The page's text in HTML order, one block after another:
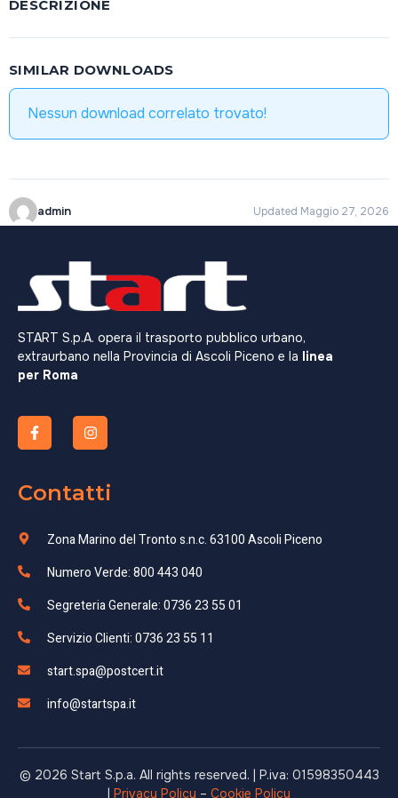
DESCRIZIONE
SIMILAR DOWNLOADS
Nessun download correlato trovato!
admin Updated Maggio 27, 2026
START S.p.A. opera il trasporto pubblico urbano,
extraurbano nella Provincia di Ascoli Piceno e la linea
per Roma
Contatti
Zona Marino del Tronto s.n.c. 63100 Ascoli Piceno
Numero Verde: 800 443 040
Segreteria Generale: 0736 23 55 01
Servizio Clienti: 0736 23 55 11
start.spa@postcert.it
info@startspa.it
© 2026 Start S.p.a. All rights reserved. | P.iva: 01598350443
| Privacy Policy – Cookie Policy